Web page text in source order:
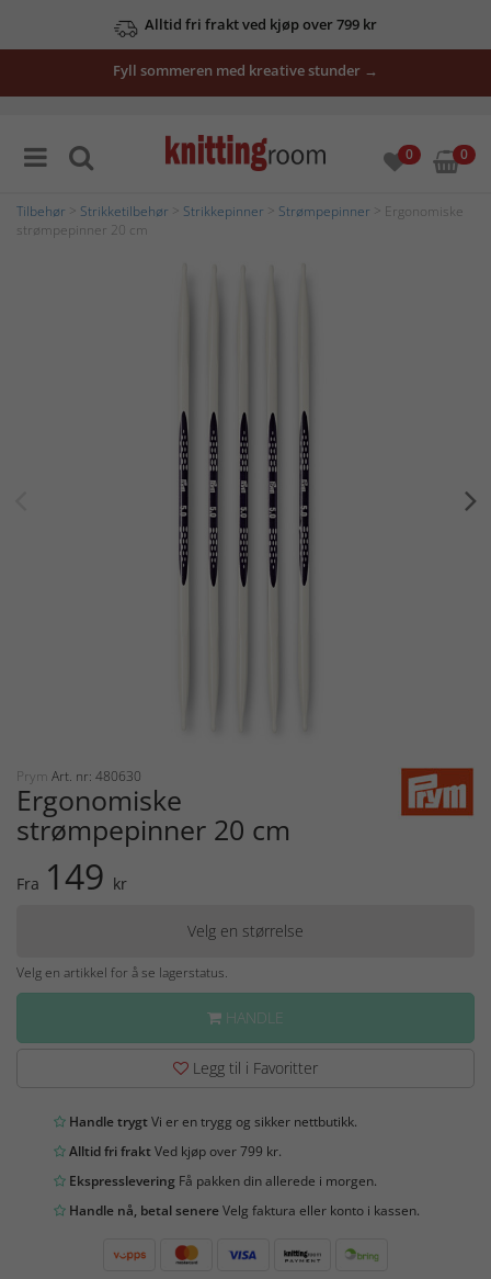
Alltid fri frakt ved kjøp over 799 kr
Fyll sommeren med kreative stunder →
0 0
Tilbehør Strikketilbehør Strikkepinner Strømpepinner > Ergonomiske
strømpepinner 20 cm
Prym Art. nr: 480630
Ergonomiske
strømpepinner 20 cm
Fra 149 kr
Velg en størrelse
Velg en artikkel for å se lagerstatus.
HANDLE
Legg til i Favoritter
Handle trygtVi er en trygg og sikker nettbutikk.
Alltid fri fraktVed kjøp over 799 kr.
Ekspresslevering Få pakken din allerede i morgen.
Handle nå, betal senereVelg faktura eller konto i kassen.